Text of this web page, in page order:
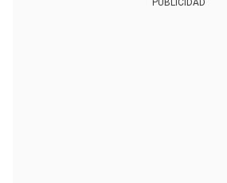
PUBLICIDAD